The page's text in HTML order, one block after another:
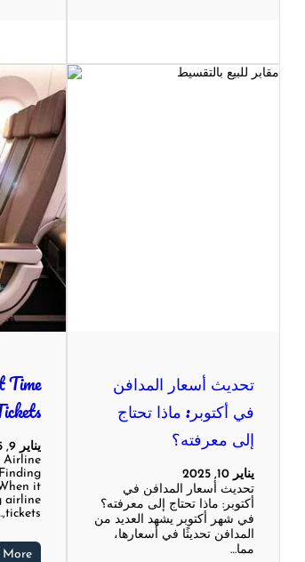
تحديث أسعار المدافن
في أكتوبر: ماذا تحتاج
إلى معرفته؟
يناير 10, 2025
تحديث أسعار المدافن في
أكتوبر: ماذا تحتاج إلى معرفته؟
في شهر أكتوبر يشهد العديد من
المدافن تحديثًا في أسعارها،
مما…
Time
يناير 9, 2025
Airline
it
airline
tickets,…
More